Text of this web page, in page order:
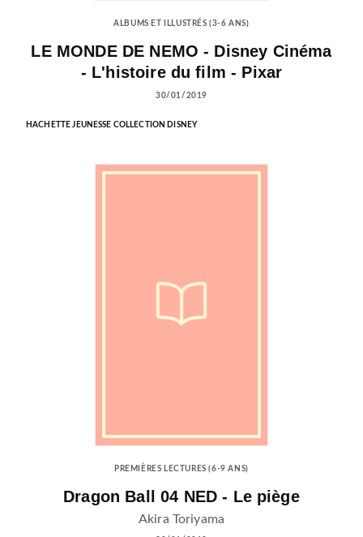
ALBUMS ET ILLUSTRÉS (3-6 ANS)
LE MONDE DE NEMO - Disney Cinéma
- L'histoire du film - Pixar
30/01/2019
HACHETTE JEUNESSE COLLECTION DISNEY
PREMIÈRES LECTURES (6-9 ANS)
Dragon Ball 04 NED - Le piège
Akira Toriyama